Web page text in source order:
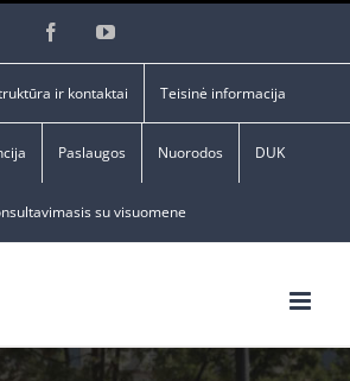
FacebookYouTube
ir kontaktai Teisinė informacija
Paslaugos Nuorodos DUK
su visuomene